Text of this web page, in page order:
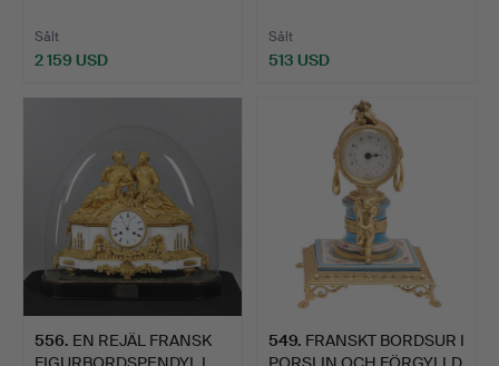
Sålt
2 159 USD
Sålt
513 USD
556. EN REJÄL FRANSK
549. FRANSKT BORDSUR I